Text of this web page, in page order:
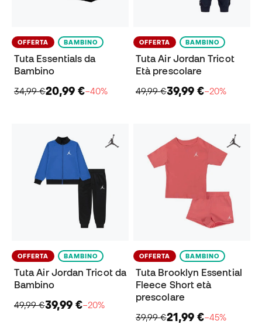
OFFERTA BAMBINO
Tuta Essentials da
Bambino
34,99 €20,99 €−40%
OFFERTA BAMBINO
Tuta Air Jordan Tricot
Età prescolare
49,99 €39,99 €−20%
OFFERTA BAMBINO
Tuta Air Jordan Tricot da
Bambino
49,99 €39,99 €−20%
OFFERTA BAMBINO
Tuta Brooklyn Essential
Fleece Short età
prescolare
39,99 €21,99 €−45%